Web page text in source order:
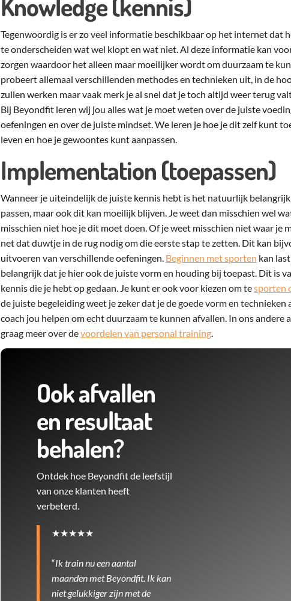
Tegenwoordig is er zo veel informatie beschikbaar op het internet dat
te onderscheiden wat wel klopt en wat niet. Al deze informatie kan
zorgen waardoor het alleen maar moeilijker wordt om duurzaam te
probeert allemaal verschillenden methodes en technieken uit, in de
zullen werken maar vaak merk je al snel dat je toch altijd weer terug
Bij Beyondfit leren wij jou alles wat je moet weten over de juiste
oefeningen en over de juiste mindset. We leren je hoe je dit zelf kunt
leven en hoe je gewoontes kunt aanpassen.
Implementation (toepassen)
Wanneer je uiteindelijk de juiste kennis hebt is het natuurlijk
passen, maar ook dit kan moeilijk blijven. Je weet dan misschien wel
misschien niet hoe je dit moet doen. Of je weet misschien niet waar je
net dat duwtje in de rug nodig om die eerste stap te zetten. Dit kan
uitvoeren van verschillende oefeningen. Beginnen met sporten kan
belangrijk dat je hier ook de juiste vorm en houding bij toepast. Dit is
kennis die je hebt op gedaan. Je kunt er ook voor kiezen om tesporten
de juiste begeleiding weet je zeker dat je de goede vorm en technieken
coach jou helpen om echt duurzaam te kunnen afvallen. In ons andere
graag meer over devoordelen van personal training
Ook afvallen
en resultaat
behalen?
Ontdek hoe Beyondfit de leefstijl
van onze klanten heeft
verbeterd.
★★★★★
“Ik train nu een aantal
maanden met Beyondfit. Ik kan
niet gelukkiger zijn met de